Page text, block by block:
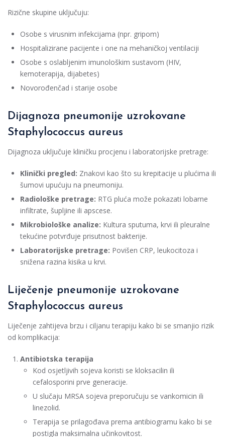
Rizične skupine uključuju:
Osobe s virusnim infekcijama (npr. gripom)
Hospitalizirane pacijente i one na mehaničkoj ventilaciji
Osobe s oslabljenim imunološkim sustavom (HIV,
kemoterapija, dijabetes)
Novorođenčad i starije osobe
Dijagnoza pneumonije uzrokovane
Staphylococcus aureus
Dijagnoza uključuje kliničku procjenu i laboratorijske pretrage:
Klinički pregled: Znakovi kao što su krepitacije u plućima ili
šumovi upućuju na pneumoniju.
Radiološke pretrage: RTG pluća može pokazati lobarne
infiltrate, šupljine ili apscese.
Mikrobiološke analize: Kultura sputuma, krvi ili pleuralne
tekućine potvrđuje prisutnost bakterije.
Laboratorijske pretrage: Povišen CRP, leukocitoza i
snižena razina kisika u krvi.
Liječenje pneumonije uzrokovane
Staphylococcus aureus
Liječenje zahtijeva brzu i ciljanu terapiju kako bi se smanjio rizik
od komplikacija:
Antibiotska terapija
Kod osjetljivih sojeva koristi se kloksacilin ili
cefalosporini prve generacije.
U slučaju MRSA sojeva preporučuju se vankomicin ili
linezolid.
Terapija se prilagođava prema antibiogramu kako bi se
postigla maksimalna učinkovitost.